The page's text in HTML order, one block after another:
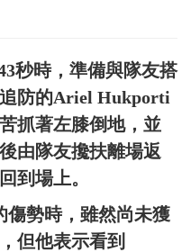
秒時，準備與隊友搭
防的Ariel Hukporti
抓著左膝倒地，並
由隊友攙扶離場返
到場上。
傷勢時，雖然尚未獲
但他表示看到